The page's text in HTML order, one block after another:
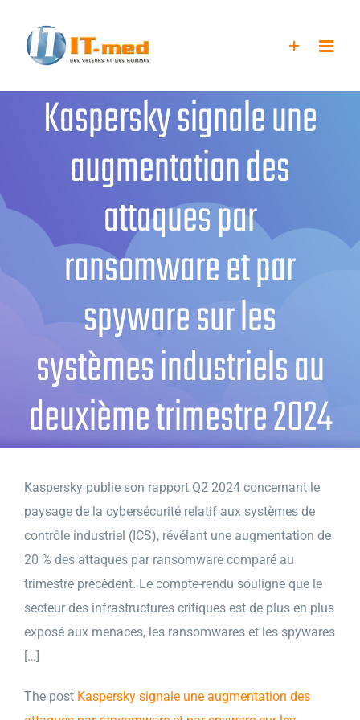
contenu
Kaspersky signale une
augmentation des
attaques par
ransomware et par
spyware sur les
systèmes industriels au
deuxième trimestre 2024
Kaspersky publie son rapport Q2 2024 concernant le
paysage de la cybersécurité relatif aux systèmes de
contrôle industriel (ICS), révélant une augmentation de
20 % des attaques par ransomware comparé au
trimestre précédent. Le compte-rendu souligne que le
secteur des infrastructures critiques est de plus en plus
exposé aux menaces, les ransomwares et les spywares
[…]
The post Kaspersky signale une augmentation des